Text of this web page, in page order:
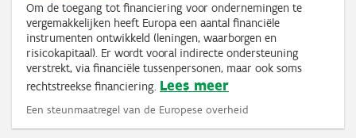
Om de toegang tot financiering voor ondernemingen te
vergemakkelijken heeft Europa een aantal financiële
instrumenten ontwikkeld (leningen, waarborgen en
risicokapitaal). Er wordt vooral indirecte ondersteuning
verstrekt, via financiële tussenpersonen, maar ook soms
rechtstreekse financiering. Lees meer
Een steunmaatregel van de Europese overheid